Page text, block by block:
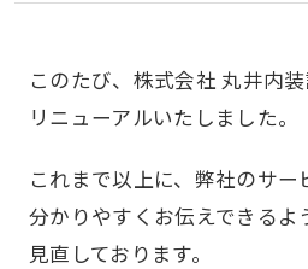
Our Service
リフォームの流れ
Process
このたび、株式会社 丸井内
リニューアルいたしました。
これまで以上に、弊社のサ
分かりやすくお伝えできるよ
見直しております。